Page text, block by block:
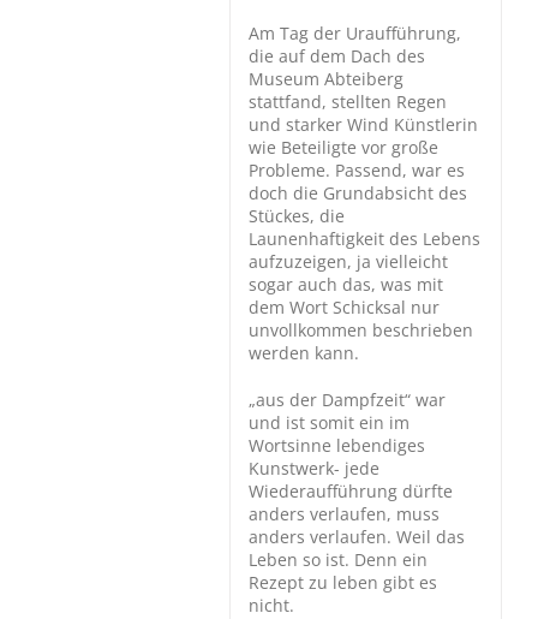
Am Tag der Uraufführung,
die auf dem Dach des
Museum Abteiberg
stattfand, stellten Regen
und starker Wind Künstlerin
wie Beteiligte vor große
Probleme. Passend, war es
doch die Grundabsicht des
Stückes, die
Launenhaftigkeit des Lebens
aufzuzeigen, ja vielleicht
sogar auch das, was mit
dem Wort Schicksal nur
unvollkommen beschrieben
werden kann.
„aus der Dampfzeit“ war
und ist somit ein im
Wortsinne lebendiges
Kunstwerk- jede
Wiederaufführung dürfte
anders verlaufen, muss
anders verlaufen. Weil das
Leben so ist. Denn ein
Rezept zu leben gibt es
nicht.